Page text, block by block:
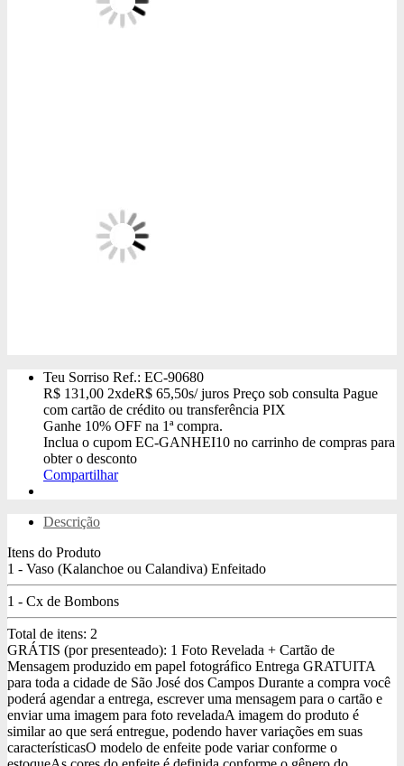
Teu Sorriso Ref.: EC-90680
R$ 131,00 2xdeR$ 65,50s/ juros Preço sob consulta Pague
com cartão de crédito ou transferência PIX
Ganhe 10% OFF na 1ª compra.
Inclua o cupom EC-GANHEI10 no carrinho de compras para
obter o desconto
Compartilhar
Descrição
Itens do Produto
1 - Vaso (Kalanchoe ou Calandiva) Enfeitado
1 - Cx de Bombons
Total de itens: 2
GRÁTIS (por presenteado): 1 Foto Revelada + Cartão de
Mensagem produzido em papel fotográfico Entrega GRATUITA
para toda a cidade de São José dos Campos Durante a compra você
poderá agendar a entrega, escrever uma mensagem para o cartão e
enviar uma imagem para foto reveladaA imagem do produto é
similar ao que será entregue, podendo haver variações em suas
característicasO modelo de enfeite pode variar conforme o